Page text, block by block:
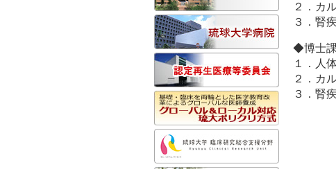
２．カ
３．腎
◆博士
１．人
２．カ
３．腎